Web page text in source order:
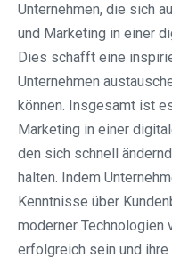
Unternehmen, die sich
und Marketing in einer
Dies schafft eine
Unternehmen
können. Insgesamt ist
Marketing in einer
den sich schnell
halten. Indem
Kenntnisse über
moderner Technologien
erfolgreich sein und